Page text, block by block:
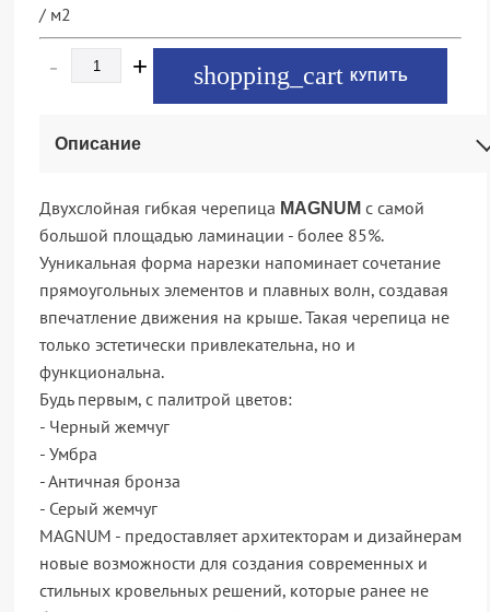
/ м2
- + КУПИТЬ
Описание
Двухслойная гибкая черепица MAGNUM с самой
большой площадью ламинации - более 85%.
Ууникальная форма нарезки напоминает сочетание
прямоугольных элементов и плавных волн, создавая
впечатление движения на крыше. Такая черепица не
только эстетически привлекательна, но и
функциональна.
Будь первым, с палитрой цветов:
- Черный жемчуг
- Умбра
- Античная бронза
- Серый жемчуг
MAGNUM - предоставляет архитекторам и дизайнерам
новые возможности для создания современных и
стильных кровельных решений, которые ранее не